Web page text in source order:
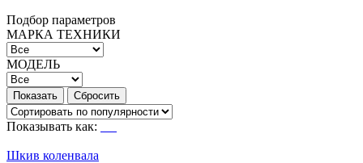
Подбор параметров
МАРКА ТЕХНИКИ
МОДЕЛЬ
Показывать как:
Шкив коленвала